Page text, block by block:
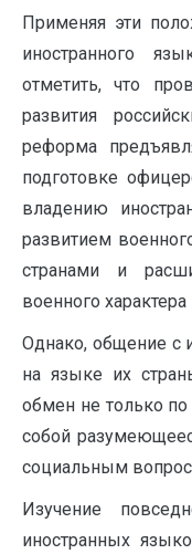
Применяя эти
иностранного
отметить, что
развития
реформа
подготовке
владению
развитием
странами и
военного
Однако, общение с
на языке их
обмен не только
собой
социальным
Изучение
иностранных